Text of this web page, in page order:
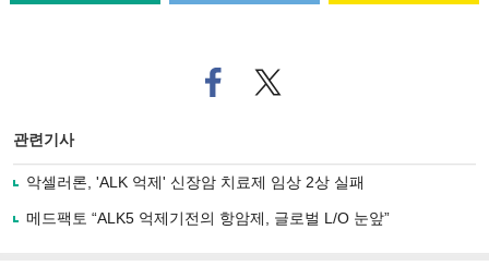
페
이
로
기
사
트위
터로
관련기사
악셀러론, 'ALK 억제' 신장암 치료제 임상 2상 실패
메드팩토 “ALK5 억제기전의 항암제, 글로벌 L/O 눈앞”